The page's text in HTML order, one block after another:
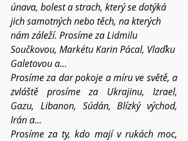
únava, bolest a strach, který se dotýká
jich samotných nebo těch, na kterých
nám záleží. Prosíme za Lidmilu
Součkovou, Markétu Karin Pácal, Vlaďku
Galetovou a…
Prosíme za dar pokoje a míru ve světě, a
zvláště prosíme za Ukrajinu, Izrael,
Gazu, Libanon, Súdán, Blízký východ,
Irán a…
Prosíme za ty, kdo mají v rukách moc,